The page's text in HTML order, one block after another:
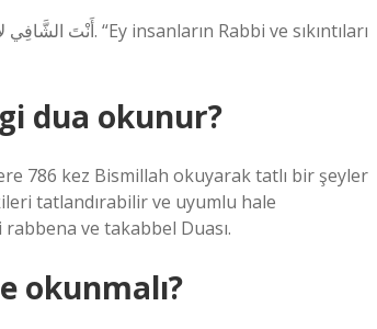
dua okunur?
786 kez Bismillah okuyarak tatlı bir şeyler
tatlandırabilir ve uyumlu hale
ve takabbel Duası.
okunmalı?